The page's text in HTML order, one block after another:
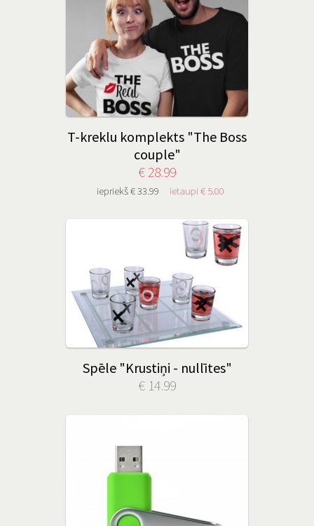
T-kreklu komplekts "The Boss
couple"
€ 28.99
iepriekš € 33.99 ietaupi € 5.00
Spēle "Krustiņi - nullītes"
€ 14.99